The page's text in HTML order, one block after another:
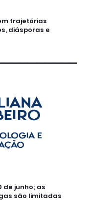
trajetórias
diásporas e
de junho; as
são limitadas